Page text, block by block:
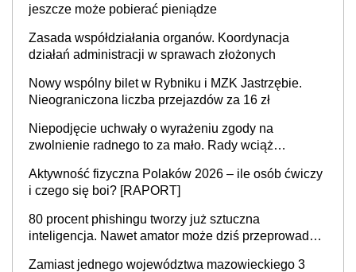
jeszcze może pobierać pieniądze
Zasada współdziałania organów. Koordynacja
działań administracji w sprawach złożonych
Nowy wspólny bilet w Rybniku i MZK Jastrzębie.
Nieograniczona liczba przejazdów za 16 zł
Niepodjęcie uchwały o wyrażeniu zgody na
zwolnienie radnego to za mało. Rady wciąż
sprawy
Aktywność fizyczna Polaków 2026 – ile osób ćwiczy
i czego się boi? [RAPORT]
80 procent phishingu tworzy już sztuczna
inteligencja. Nawet amator może dziś przeprowadzić
Zamiast jednego województwa mazowieckiego 3